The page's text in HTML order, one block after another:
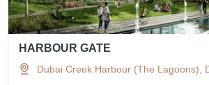
HARBOUR GATE
Dubai Creek Harbour (The Lagoons),